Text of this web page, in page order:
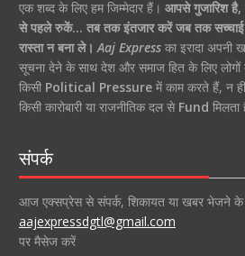
एक शब्द के लिए हम जिम्मेदार हैं। आपसे गुजारिश है,
से पहले रुकें… तब तक इंतजार करें जब तक सच्चाई
रास्ता न बना ले। Aaj Expressका इरादा अपनी
सूचना देने के साथ देश और समाज हित के लिए
किसी Political Pressureमें काम करते हैं, न ही
किसी कारोबारी या राजनीतिक दल से Fund मिलता
संपर्क
आज एक्सप्रेस से संपर्क, शिकायत या खबर भेजने
aajexpressdgtl@gmail.com
पर मैसेज करें